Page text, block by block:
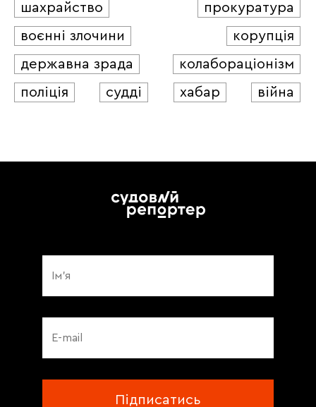
шахрайство
прокуратура
воєнні злочини
корупція
державна зрада
колабораціонізм
поліція
судді хабар війна